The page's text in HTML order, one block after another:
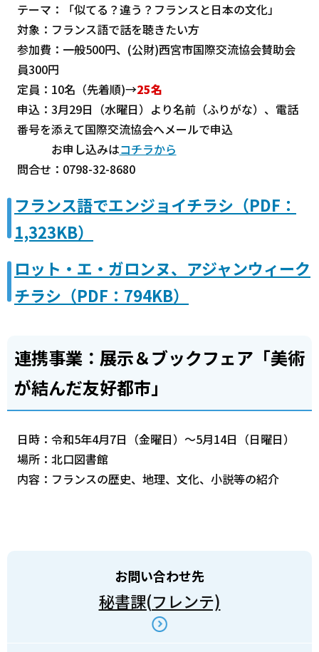
テーマ：「似てる？違う？フランスと日本の文化」
対象：フランス語で話を聴きたい方
参加費：一般500円、(公財)西宮市国際交流協会賛助会
員300円
定員：10名（先着順)→25名
申込：3月29日（水曜日）より名前（ふりがな）、電話
番号を添えて国際交流協会へメールで申込
お申し込みはコチラから
問合せ：0798-32-8680
フランス語でエンジョイチラシ（PDF：
1,323KB）
ロット・エ・ガロンヌ、アジャンウィーク
チラシ（PDF：794KB）
連携事業：展示＆ブックフェア「美術
が結んだ友好都市」
日時：令和5年4月7日（金曜日）～5月14日（日曜日）
場所：北口図書館
内容：フランスの歴史、地理、文化、小説等の紹介
お問い合わせ先
秘書課(フレンテ)